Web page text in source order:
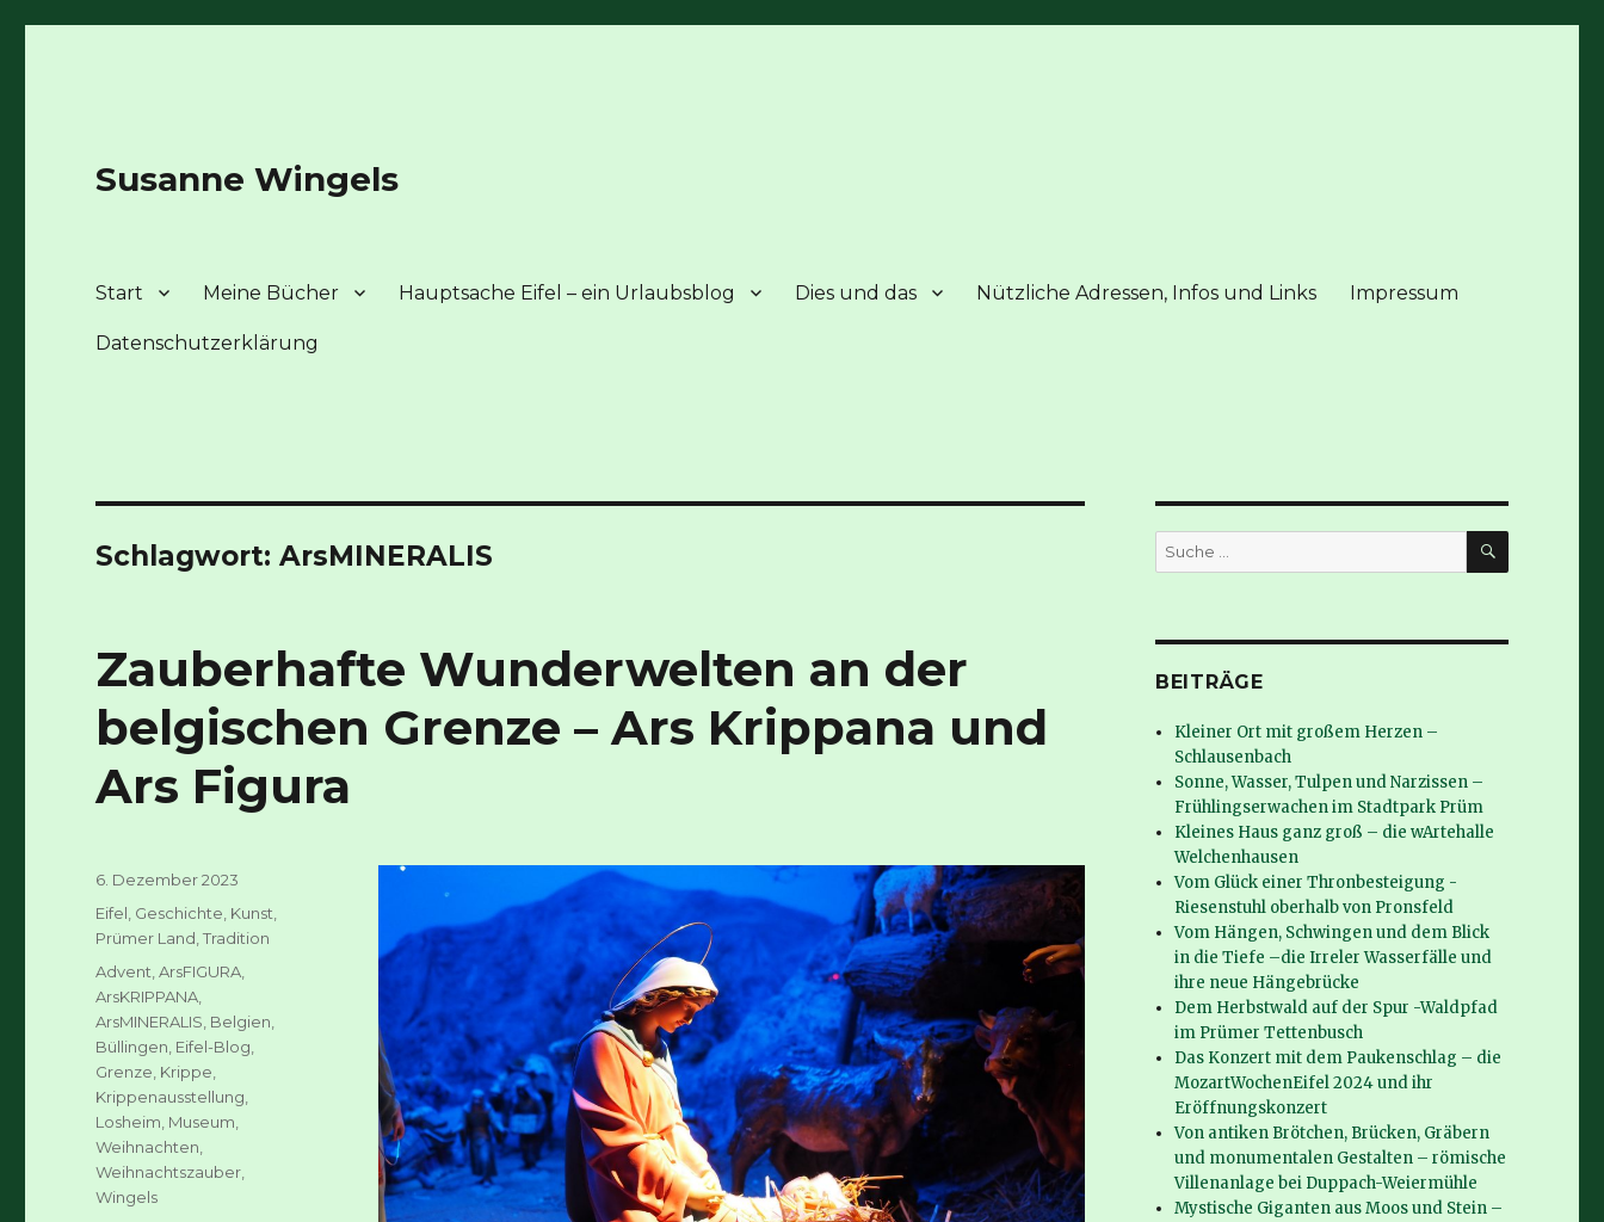
Susanne Wingels
Start Meine Bücher Hauptsache Eifel – ein Urlaubsblog Dies und das Nützliche Adressen, Infos und Links Impressum
Datenschutzerklärung
Schlagwort:ArsMINERALIS
Zauberhafte Wunderwelten an der
belgischen Grenze – Ars Krippana und
Ars Figura
Veröffentlicht
am
6. Dezember 2023
Kategorien
Eifel Geschichte Kunst
Prümer Land ,Tradition
Schlagwörter
Advent ,ArsFIGURA
ArsKRIPPANA
ArsMINERALIS Belgien
Büllingen Eifel-Blog
Grenze Krippe
Krippenausstellung
Losheim Museum
Weihnachten
Weihnachtszauber
Wingels
Suche
nach:
SUCHE
BEITRÄGE
Kleiner Ort mit großem Herzen –
Schlausenbach
Sonne, Wasser, Tulpen und Narzissen –
Frühlingserwachen im Stadtpark Prüm
Kleines Haus ganz groß – die wArtehalle
Welchenhausen
Vom Glück einer Thronbesteigung -
Riesenstuhl oberhalb von Pronsfeld
Vom Hängen, Schwingen und dem Blick
in die Tiefe –die Irreler Wasserfälle und
ihre neue Hängebrücke
Dem Herbstwald auf der Spur -Waldpfad
im Prümer Tettenbusch
Das Konzert mit dem Paukenschlag – die
MozartWochenEifel 2024 und ihr
Eröffnungskonzert
Von antiken Brötchen, Brücken, Gräbern
und monumentalen Gestalten – römische
Villenanlage bei Duppach-Weiermühle
Mystische Giganten aus Moos und Stein –